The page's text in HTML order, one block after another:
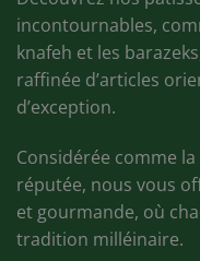
incontournables,
knafeh et les
raffinée d’articles
d’exception.
Considérée comme
réputée, nous vous
et gourmande, où
tradition milléinaire.